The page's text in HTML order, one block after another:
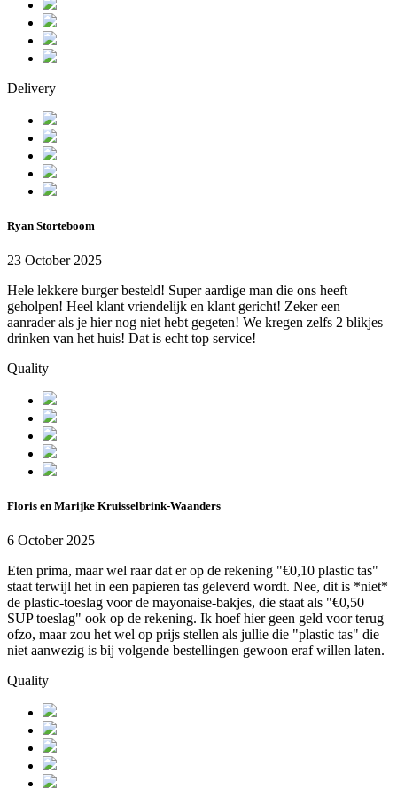
Delivery
Ryan Storteboom
23 October 2025
Hele lekkere burger besteld! Super aardige man die ons heeft
geholpen! Heel klant vriendelijk en klant gericht! Zeker een
aanrader als je hier nog niet hebt gegeten! We kregen zelfs 2 blikjes
drinken van het huis! Dat is echt top service!
Quality
Floris en Marijke Kruisselbrink-Waanders
6 October 2025
Eten prima, maar wel raar dat er op de rekening "€0,10 plastic tas"
staat terwijl het in een papieren tas geleverd wordt. Nee, dit is *niet*
de plastic-toeslag voor de mayonaise-bakjes, die staat als "€0,50
SUP toeslag" ook op de rekening. Ik hoef hier geen geld voor terug
ofzo, maar zou het wel op prijs stellen als jullie die "plastic tas" die
niet aanwezig is bij volgende bestellingen gewoon eraf willen laten.
Quality